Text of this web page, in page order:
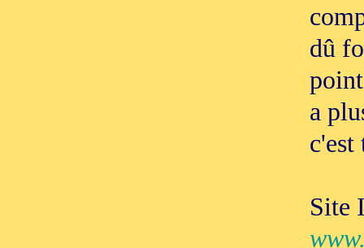
dû
a
c'est
Site